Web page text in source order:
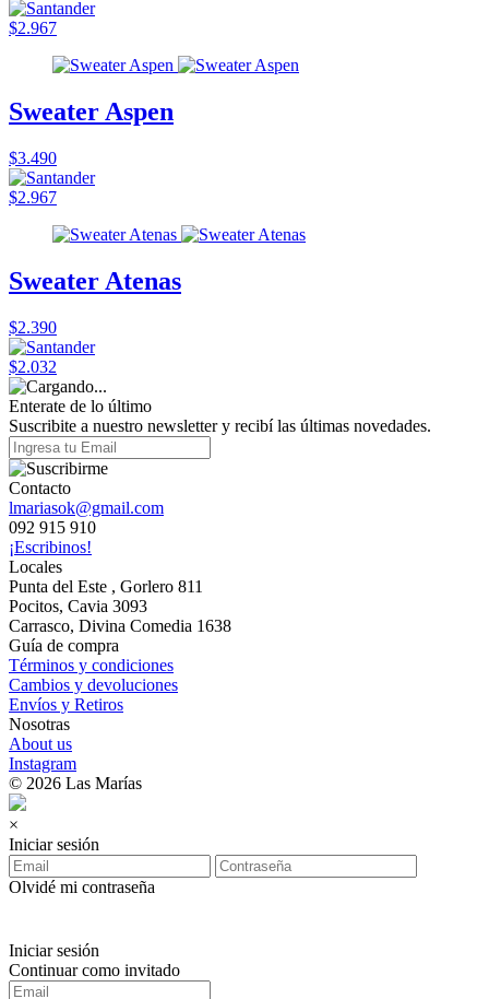
$2.967
Sweater Aspen
$3.490
$2.967
Sweater Atenas
$2.390
$2.032
Enterate de lo último
Suscribite a nuestro newsletter y recibí las últimas novedades.
Contacto
lmariasok@gmail.com
092 915 910
¡Escribinos!
Locales
Punta del Este , Gorlero 811
Pocitos, Cavia 3093
Carrasco, Divina Comedia 1638
Guía de compra
Términos y condiciones
Cambios y devoluciones
Envíos y Retiros
Nosotras
About us
Instagram
© 2026 Las Marías
×
Iniciar sesión
Olvidé mi contraseña
Iniciar sesión
Continuar como invitado